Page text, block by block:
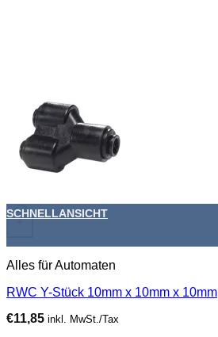
+
SCHNELLANSICHT
Alles für Automaten
RWC Y-Stück 10mm x 10mm x 10mm
€11,85 inkl. MwSt./Tax